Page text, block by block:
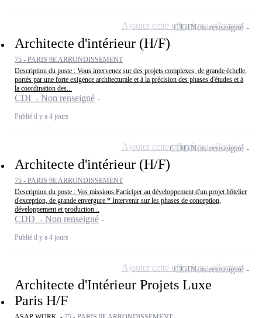
Architecte d'intérieur (H/F)
75 - PARIS 9E ARRONDISSEMENT
Description du poste : Vous intervenez sur des projets complexes, de grande échelle,
portés par une forte exigence architecturale et à la précision des phases d'études et à
la coordination des...
CDI - Non renseigné
Publié il y a 4 jours
CDINon renseigné
Ajouter cette offre à ma sélection
Architecte d'intérieur (H/F)
75 - PARIS 9E ARRONDISSEMENT
Description du poste : Vos missions Participer au développement d'un projet hôtelier
d'exception, de grande envergure * Intervenir sur les phases de conception,
développement et production...
CDD - Non renseigné
Publié il y a 4 jours
CDDNon renseigné
Ajouter cette offre à ma sélection
Architecte d'Intérieur Projets Luxe
Paris H/F
CDINon renseigné
Ajouter cette offre à ma sélection